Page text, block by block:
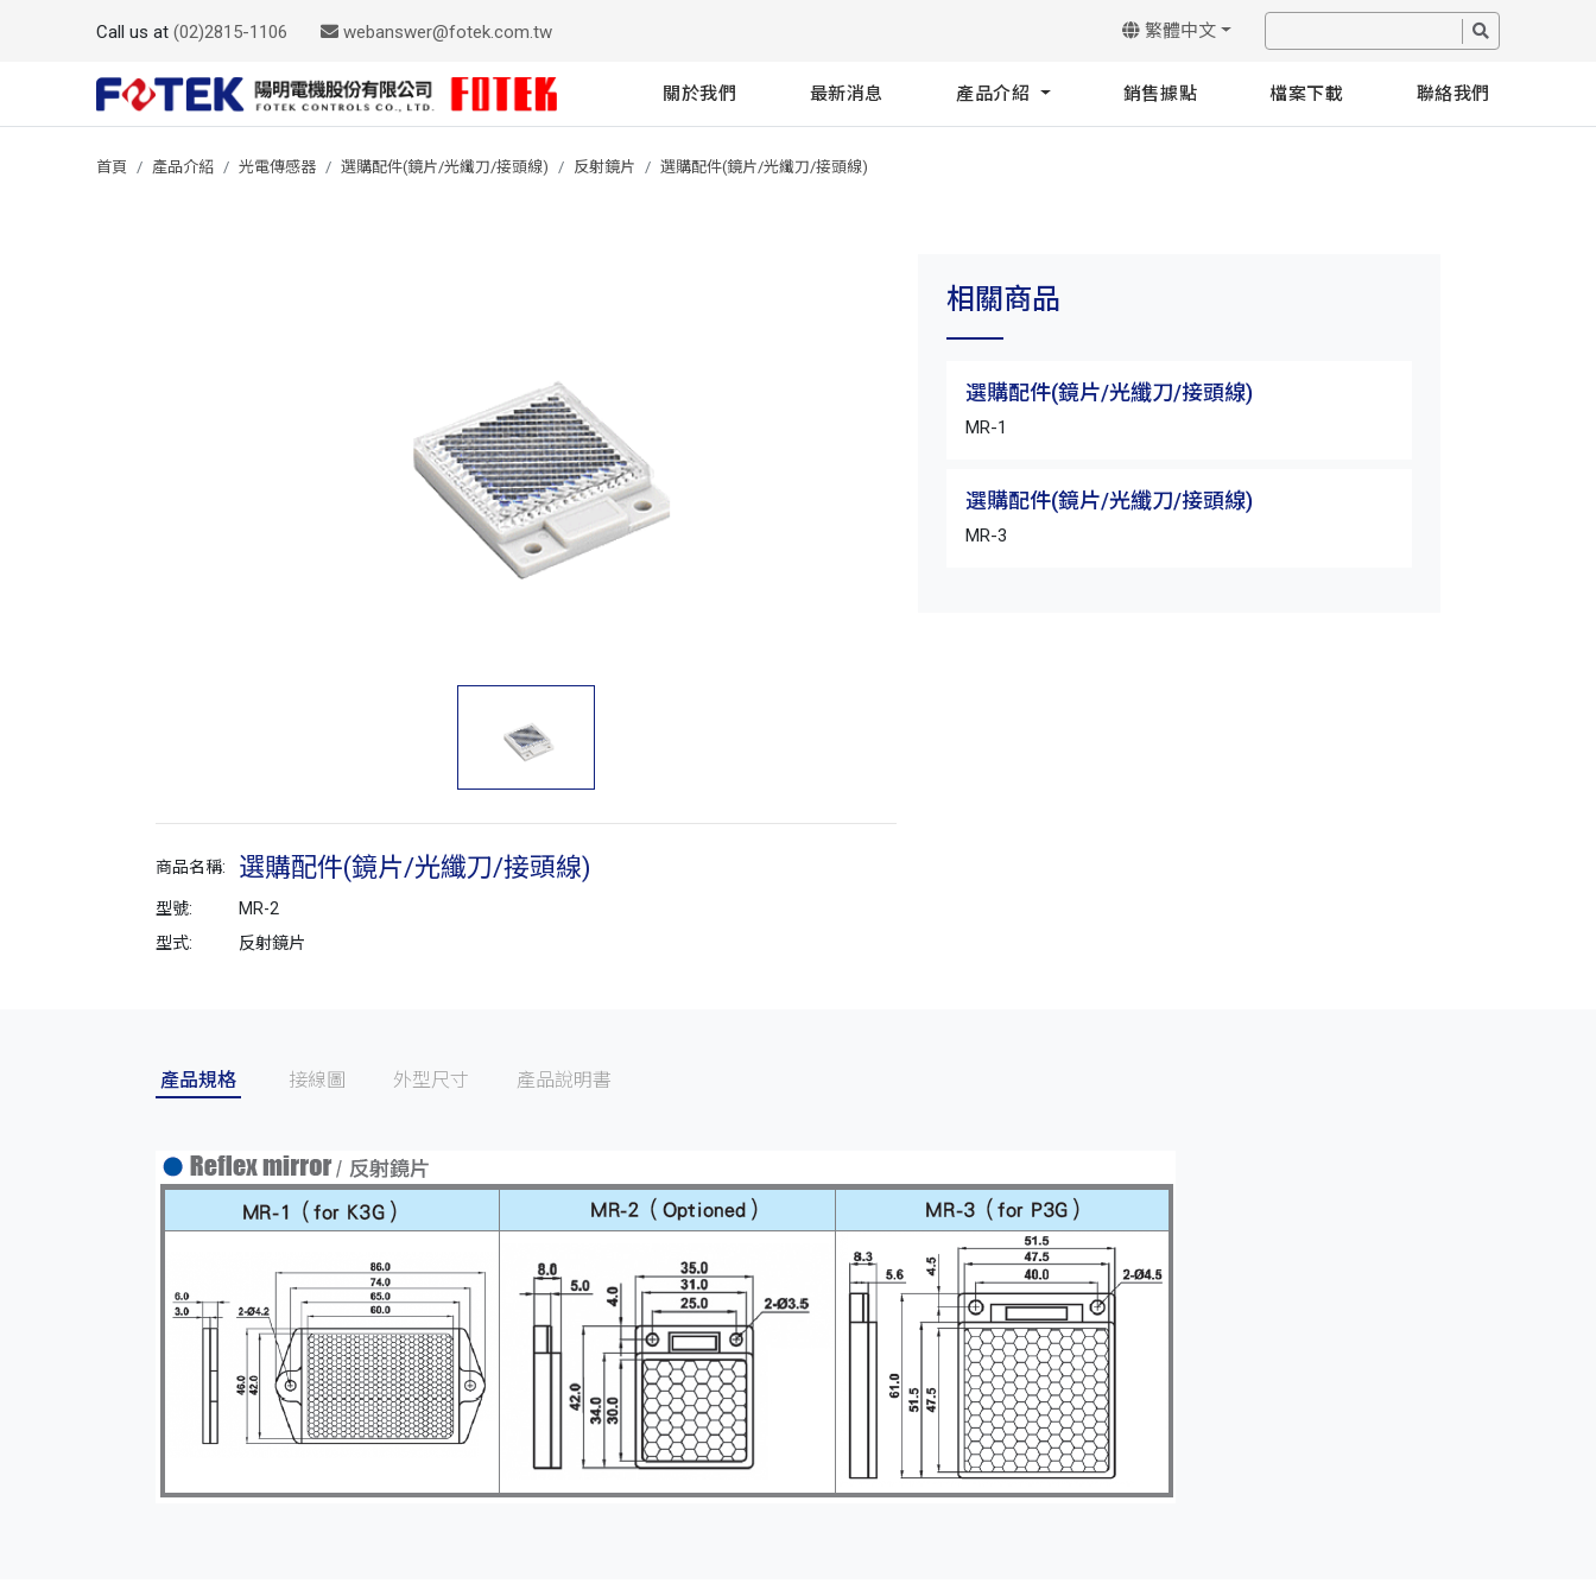
Call us at (02)2815-1106 webanswer@fotek.com.tw 繁體中文
關於我們 最新消息 產品介紹 銷售據點 檔案下載 聯絡我們
首頁 產品介紹 光電傳感器 選購配件(鏡片/光纖刀/接頭線) 反射鏡片 選購配件(鏡片/光纖刀/接頭線)
商品名稱: 選購配件(鏡片/光纖刀/接頭線)
型號:
MR-2
型式:
反射鏡片
相關商品
選購配件(鏡片/光纖刀/接頭線)
MR-1
選購配件(鏡片/光纖刀/接頭線)
MR-3
產品規格 接線圖 外型尺寸 產品說明書